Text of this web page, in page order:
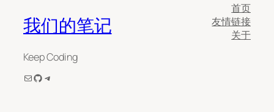
我们的笔记
Keep Coding
电子邮件GitHub Telegram
首页
友情链接
关于